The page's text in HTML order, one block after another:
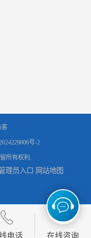
客
号-2
所有权利.
理员入口 网站地图
电话 在线咨询